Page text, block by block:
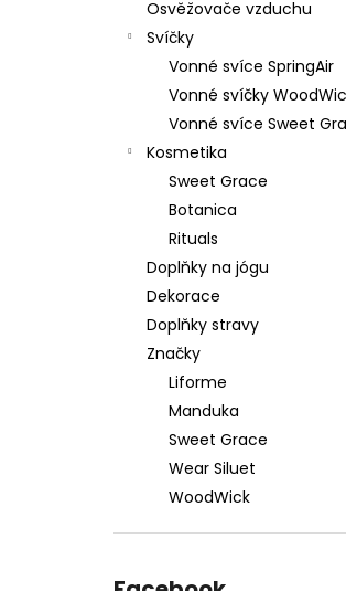
Osvěžovače vzduchu
Svíčky
Vonné svíce SpringAir
Vonné svíčky
Vonné svíce Sweet
Kosmetika
Sweet Grace
Botanica
Rituals
Doplňky na jógu
Dekorace
Doplňky stravy
Značky
Liforme
Manduka
Sweet Grace
Wear Siluet
WoodWick
VINCENTKA 0.7 L